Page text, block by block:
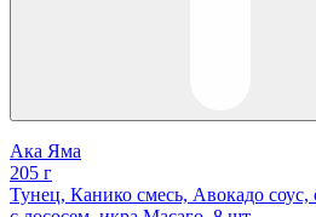
Ака Яма
205 г
Тунец, Канико смесь, Авокадо